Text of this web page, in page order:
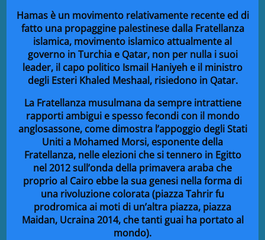
Hamas è un movimento relativamente recente ed di
fatto una propaggine palestinese dalla Fratellanza
islamica, movimento islamico attualmente al
governo in Turchia e Qatar, non per nulla i suoi
leader, il capo politico Ismail Haniyeh e il ministro
degli Esteri Khaled Meshaal, risiedono in Qatar.
La Fratellanza musulmana da sempre intrattiene
rapporti ambigui e spesso fecondi con il mondo
anglosassone, come dimostra l’appoggio degli Stati
Uniti a Mohamed Morsi, esponente della
Fratellanza, nelle elezioni che si tennero in Egitto
nel 2012 sull’onda della primavera araba che
proprio al Cairo ebbe la sua genesi nella forma di
una rivoluzione colorata (piazza Tahrir fu
prodromica ai moti di un’altra piazza, piazza
Maidan, Ucraina 2014, che tanti guai ha portato al
mondo).